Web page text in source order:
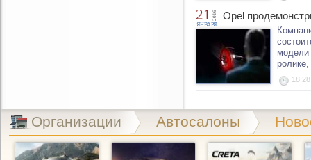
21
ЯНВАРЯ
2016 Opel
модели
18:28
Организации Автосалоны